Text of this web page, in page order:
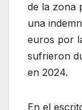
de la zona
una
euros por
sufrieron
en 2024.
En el